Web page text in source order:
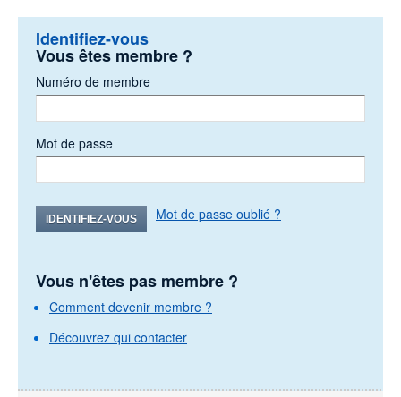
Identifiez-vous
Vous êtes membre ?
Numéro de membre
Mot de passe
IDENTIFIEZ-VOUS Mot de passe oublié ?
Vous n'êtes pas membre ?
Comment devenir membre ?
Découvrez qui contacter